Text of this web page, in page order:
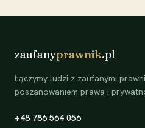
zaufanyprawnik.pl
Łączymy ludzi z zaufanymi
poszanowaniem prawa i
+48 786 564 056